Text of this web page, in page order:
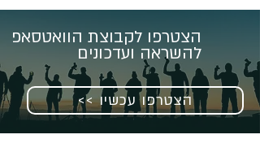
הצטרפו לקבוצת הוואטסאפ
להשראה ועדכונים
<< הצטרפו עכשיו